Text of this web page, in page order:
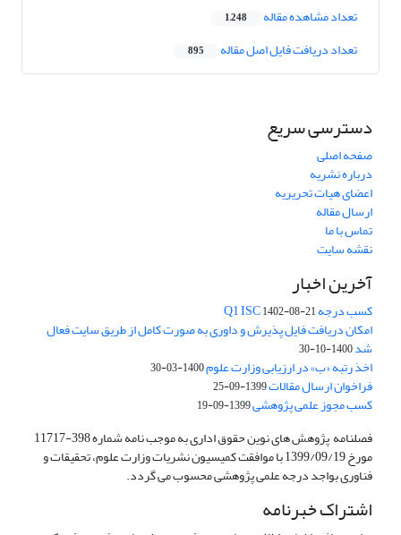
تعداد مشاهده مقاله 1,248
تعداد دریافت فایل اصل مقاله 895
دسترسی سریع
صفحه اصلی
درباره نشریه
اعضای هیات تحریریه
ارسال مقاله
تماس با ما
نقشه سایت
آخرین اخبار
کسب درجه Q1 ISC1402-08-21
امکان دریافت فایل پذیرش و داوری به صورت کامل از طریق سایت فعال
شد1400-10-30
اخذ رتبه «ب» در ارزیابی وزارت علوم1400-03-30
فراخوان ارسال مقالات1399-09-25
کسب مجوز علمی پژوهشی1399-09-19
فصلنامه پژوهش های نوین حقوق اداری به موجب نامه شماره 398-11717
مورخ 1399/09/19 با موافقت کمیسیون نشریات وزارت علوم، تحقیقات و
فناوری بواجد درجه علمی پژوهشی محسوب می گردد.
اشتراک خبرنامه